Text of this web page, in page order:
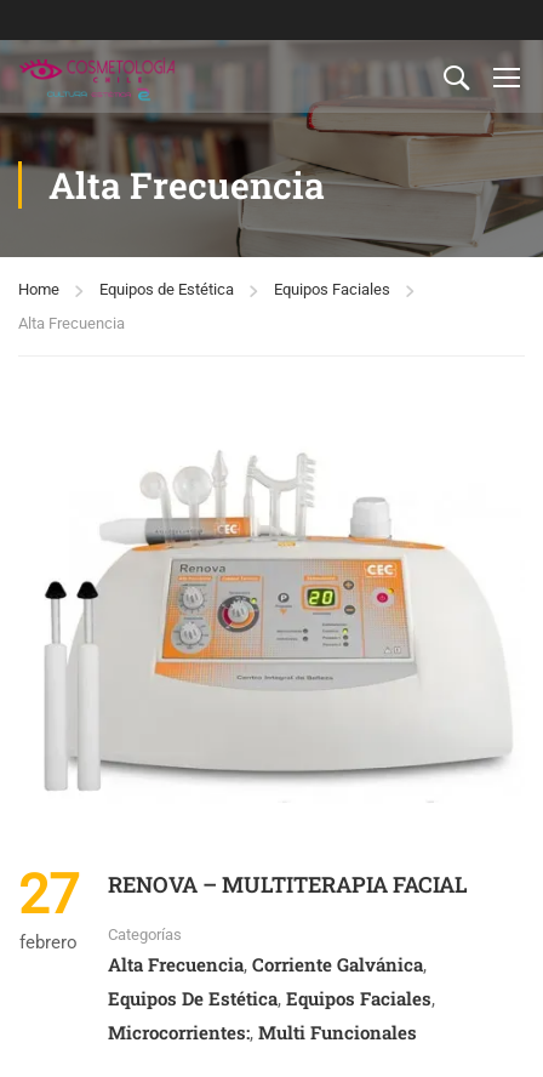
Alta Frecuencia
Home Equipos de Estética
Equipos Faciales
Alta Frecuencia
27
febrero
RENOVA – MULTITERAPIA FACIAL
Categorías
Alta Frecuencia, Corriente Galvánica,
Equipos De Estética, Equipos Faciales,
Microcorrientes:, Multi Funcionales